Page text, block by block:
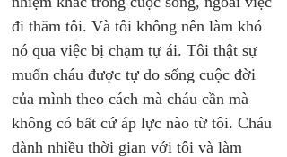
đi thăm tôi. Và tôi không nên làm khó
nó qua việc bị chạm tự ái. Tôi thật sự
muốn cháu được tự do sống cuộc đời
của mình theo cách mà cháu cần mà
không có bất cứ áp lực nào từ tôi. Cháu
dành nhiều thời gian với tôi và làm